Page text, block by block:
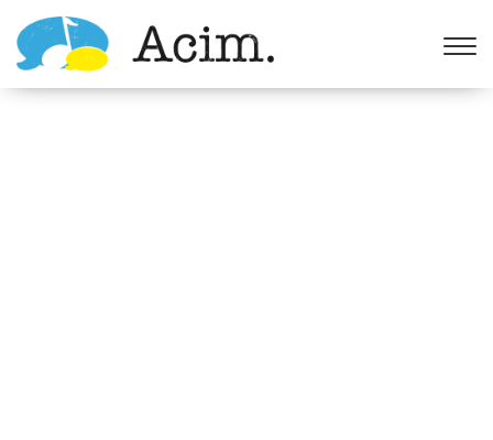
Ouvrir la barre d’outils